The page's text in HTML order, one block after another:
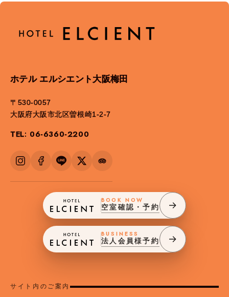
ホテル エルシエント大阪梅田
〒530-0057
大阪府大阪市北区曽根崎1-2-7
TEL: 06-6360-2200
BOOK NOW
空室確認・予約
BUSINESS
法人会員様予約
サイト内のご案内